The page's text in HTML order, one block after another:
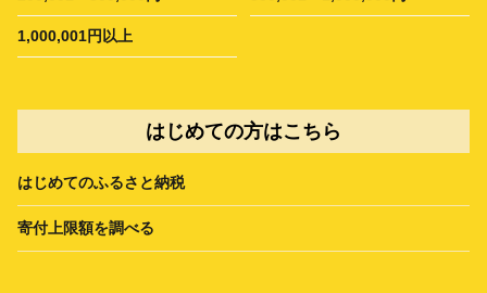
1,000,001円以上
はじめての方はこちら
はじめてのふるさと納税
寄付上限額を調べる